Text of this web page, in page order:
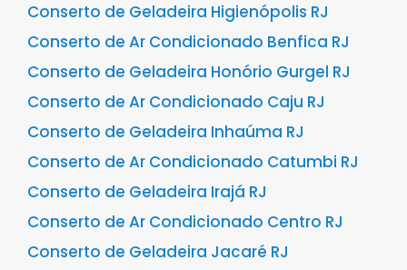
Conserto de Geladeira Higienópolis RJ
Conserto de Ar Condicionado Benfica RJ
Conserto de Geladeira Honório Gurgel RJ
Conserto de Ar Condicionado Caju RJ
Conserto de Geladeira Inhaúma RJ
Conserto de Ar Condicionado Catumbi RJ
Conserto de Geladeira Irajá RJ
Conserto de Ar Condicionado Centro RJ
Conserto de Geladeira Jacaré RJ